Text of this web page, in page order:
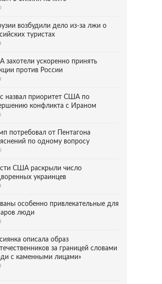
возбудили дело из-за лжи о
туристах
захотели ускоренно принять
против России
назвал приоритет США по
конфликта с Ираном
потребовал от Пентагона
по одному вопросу
США раскрыли число
украинцев
особенно привлекательные для
люди
описала образ
за границей словами
с каменными лицами»